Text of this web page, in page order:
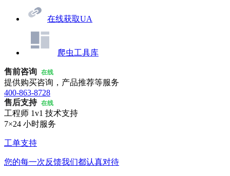
在线获取UA
爬虫工具库
售前咨询 在线
提供购买咨询，产品推荐等服务
400-863-8728
售后支持 在线
工程师 1v1 技术支持
7×24 小时服务
工单支持
您的每一次反馈我们都认真对待